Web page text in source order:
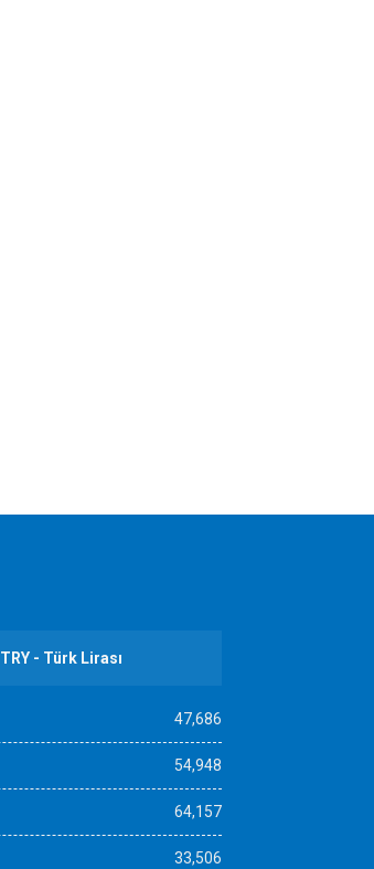
TRY - Türk Lirası
47,686
54,948
64,157
33,506